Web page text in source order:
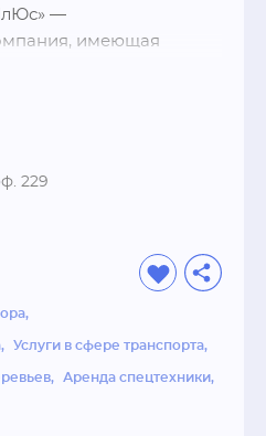
—
имеющая
и НСО.
лицами и
виды услуг:
остатков до 15 см в
229
Услуги в сфере транспорта
Аренда спецтехники